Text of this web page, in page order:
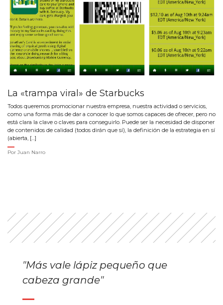
La «trampa viral» de Starbucks
Todos queremos promocionar nuestra empresa, nuestra actividad o servicios,
como una forma más de dar a conocer lo que somos capaces de ofrecer, pero no
está clara la clave o claves para conseguirlo. Puede ser la necesidad de disponer
de contenidos de calidad (todos dirán que sí), la definición de la estrategia en sí
(abierta, […]
Por Juan Narro
"Más vale lápiz pequeño que
cabeza grande"